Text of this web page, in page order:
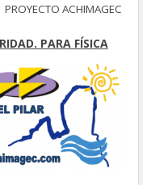
ACHIMAGEC
PARA FÍSICA